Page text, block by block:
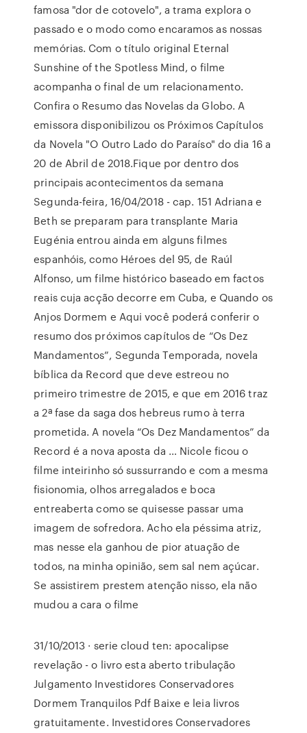
famosa "dor de cotovelo", a trama explora o
passado e o modo como encaramos as nossas
memórias. Com o título original Eternal
Sunshine of the Spotless Mind, o filme
acompanha o final de um relacionamento.
Confira o Resumo das Novelas da Globo. A
emissora disponibilizou os Próximos Capítulos
da Novela "O Outro Lado do Paraíso" do dia 16 a
20 de Abril de 2018.Fique por dentro dos
principais acontecimentos da semana
Segunda-feira, 16/04/2018 - cap. 151 Adriana e
Beth se preparam para transplante Maria
Eugénia entrou ainda em alguns filmes
espanhóis, como Héroes del 95, de Raúl
Alfonso, um filme histórico baseado em factos
reais cuja acção decorre em Cuba, e Quando os
Anjos Dormem e Aqui você poderá conferir o
resumo dos próximos capítulos de “Os Dez
Mandamentos”, Segunda Temporada, novela
bíblica da Record que deve estreou no
primeiro trimestre de 2015, e que em 2016 traz
a 2ª fase da saga dos hebreus rumo à terra
prometida. A novela “Os Dez Mandamentos” da
Record é a nova aposta da … Nicole ficou o
filme inteirinho só sussurrando e com a mesma
fisionomia, olhos arregalados e boca
entreaberta como se quisesse passar uma
imagem de sofredora. Acho ela péssima atriz,
mas nesse ela ganhou de pior atuação de
todos, na minha opinião, sem sal nem açúcar.
Se assistirem prestem atenção nisso, ela não
mudou a cara o filme
31/10/2013 · serie cloud ten: apocalipse
revelação - o livro esta aberto tribulação
Julgamento Investidores Conservadores
Dormem Tranquilos Pdf Baixe e leia livros
gratuitamente. Investidores Conservadores